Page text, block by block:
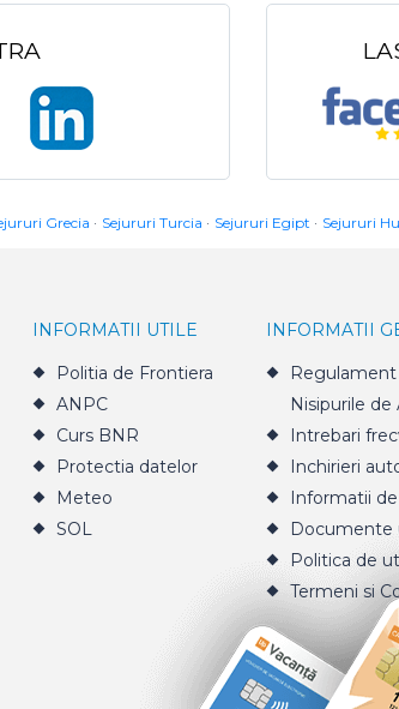
Grecia Sejururi Turcia Sejururi Egipt Sejururi
INFORMATII UTILE
Politia de Frontiera
ANPC
Curs BNR
Protectia datelor
Meteo
SOL
INFORMATII
Regulament
Nisipurile de
Intrebari
Inchirieri
Informatii
Documente
Politica de
Termeni si